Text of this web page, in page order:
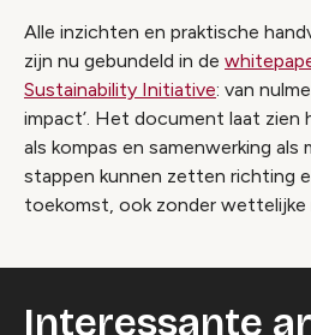
Alle inzichten en praktische
zijn nu gebundeld in de
Sustainability Initiative: van
impact’. Het document laat zien
als kompas en samenwerking
stappen kunnen zetten richting
toekomst, ook zonder wettelijke
Interessante